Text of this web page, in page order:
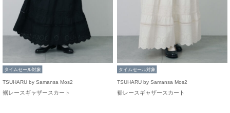
タイムセール対象
TSUHARU by Samansa Mos2
裾レースギャザースカート
タイムセール対象
TSUHARU by Samansa Mos2
裾レースギャザースカート